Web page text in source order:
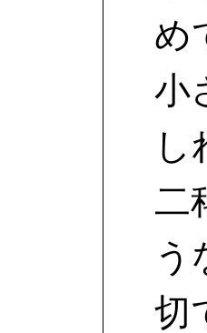
め
小
し
二
う
切